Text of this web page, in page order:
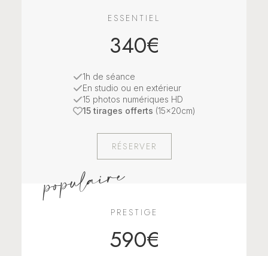
ESSENTIEL
340€
1h de séance
En studio ou en extérieur
15 photos numériques HD
15 tirages offerts (15x20cm)
RÉSERVER
PRESTIGE
590€
populaire